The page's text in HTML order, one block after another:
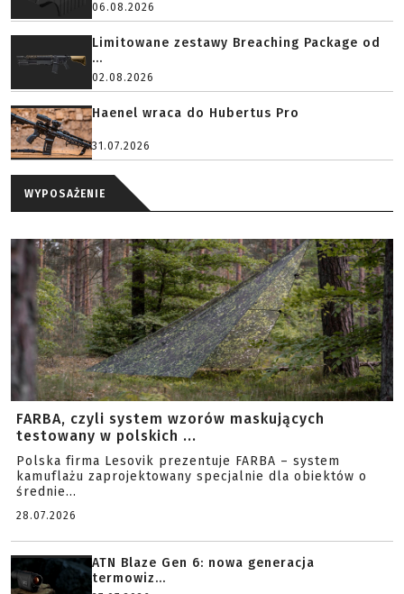
06.08.2026
Limitowane zestawy Breaching Package od
...
02.08.2026
Haenel wraca do Hubertus Pro
31.07.2026
WYPOSAŻENIE
FARBA, czyli system wzorów maskujących
testowany w polskich ...
Polska firma Lesovik prezentuje FARBA – system
kamuflażu zaprojektowany specjalnie dla obiektów o
średnie...
28.07.2026
ATN Blaze Gen 6: nowa generacja
termowiz...